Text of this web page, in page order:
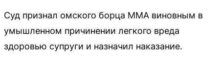
Суд признал омского борца ММА виновным в
умышленном причинении легкого вреда
здоровью супруги и назначил наказание.